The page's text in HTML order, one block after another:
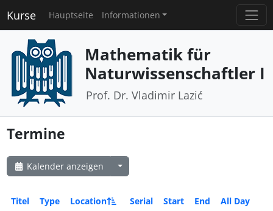
Kurse Hauptseite Informationen
Mathematik für
Naturwissenschaftler I
Prof. Dr. Vladimir Lazić
Termine
Kalender anzeigen
Titel Type Location Serial Start End All Day